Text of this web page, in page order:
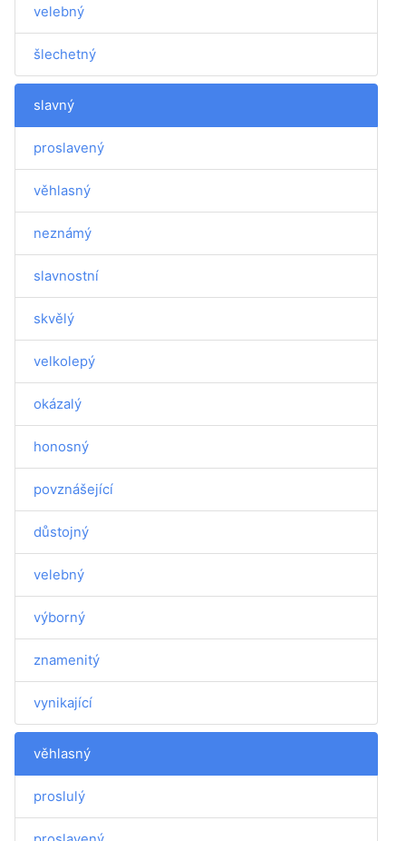
velebný
šlechetný
slavný
proslavený
věhlasný
neznámý
slavnostní
skvělý
velkolepý
okázalý
honosný
povznášející
důstojný
velebný
výborný
znamenitý
vynikající
věhlasný
proslulý